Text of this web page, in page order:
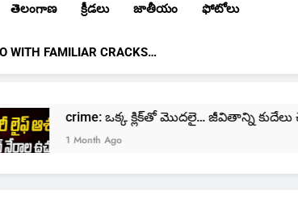
తెలంగాణ క్రీడలు జాతీయం ఫోటోలు
WITH FAMILIAR CRACKS…
crime: ఒక్క క్లిక్‌తో మొదలై… జీవితాన్ని కుదేలు చేసే
1 Month Ago